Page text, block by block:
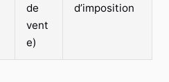
de
vent
e)
d’imposition